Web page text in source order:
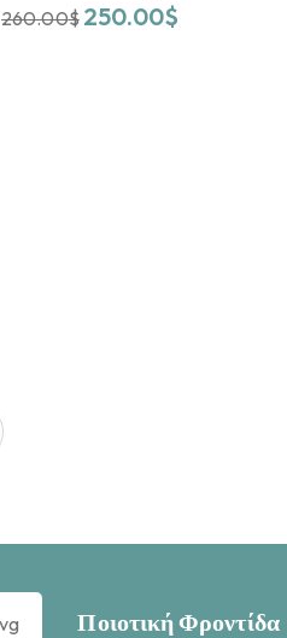
260.00$ 250.00$
Ποιοτική Φροντίδα